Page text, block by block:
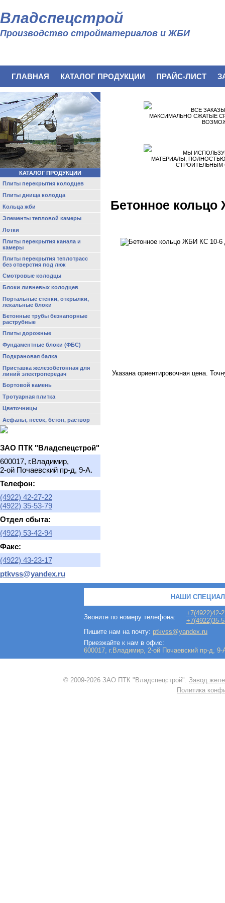
Владспецстрой
Производство стройматериалов и ЖБИ
ГЛАВНАЯ КАТАЛОГ ПРОДУКЦИИ ПРАЙС-ЛИСТ
КАТАЛОГ ПРОДУКЦИИ
Плиты перекрытия колодцев
Плиты днища колодца
Кольца жби
Элементы тепловой камеры
Лотки
Плиты перекрытия канала и
камеры
Плиты перекрытия теплотрасс
без отверстия под люк
Смотровые колодцы
Блоки ливневых колодцев
Портальные стенки, открылки,
лекальные блоки
Бетонные трубы безнапорные
раструбные
Плиты дорожные
Фундаментные блоки (ФБС)
Подкрановая балка
Приставка железобетонная для
линий электропередач
Бортовой камень
Тротуарная плитка
Цветочницы
Асфальт, песок, бетон, раствор
ЗАО ПТК "Владспецстрой"
600017, г.Владимир,
2-ой Почаевский пр-д, 9-А.
Телефон:
(4922) 42-27-22
(4922) 35-53-79
Отдел сбыта:
(4922) 53-42-94
Факс:
(4922) 43-23-17
ptkvss@yandex.ru
ВСЕ
МАКСИМАЛЬНО СЖАТЫЕ
МЫ
МАТЕРИАЛЫ,
СТРОИТЕЛЬНЫМ
Бетонное
Указана ориентировочная цена.
НАШИ
Звоните по номеру телефона:
+7(4922)42-
+7(4922)35-
Пишите нам на почту: ptkvss@yandex.ru
Приезжайте к нам в офис:
600017, г.Владимир, 2-ой Почаевский пр-д, 9-
© 2009-2026 ЗАО ПТК "Владспецстрой".Завод
Политика